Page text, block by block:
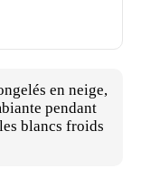
en neige,
pendant
blancs froids